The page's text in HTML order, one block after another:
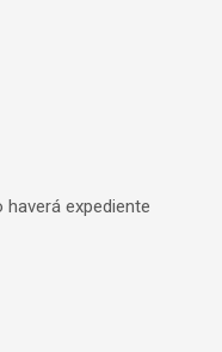
haverá expediente